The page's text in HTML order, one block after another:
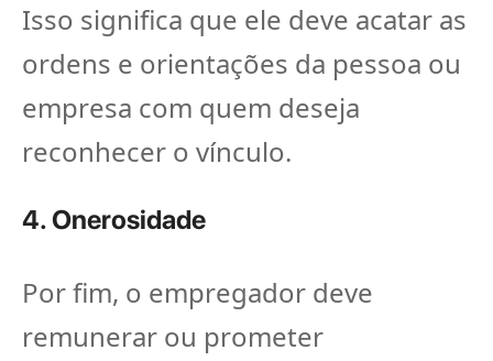
Isso significa que ele deve acatar as
ordens e orientações da pessoa ou
empresa com quem deseja
reconhecer o vínculo.
4. Onerosidade
Por fim, o empregador deve
remunerar ou prometer